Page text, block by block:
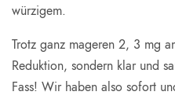
würzigem.
Trotz ganz mageren 2, 3 mg
Reduktion, sondern klar und
Fass! Wir haben also sofort